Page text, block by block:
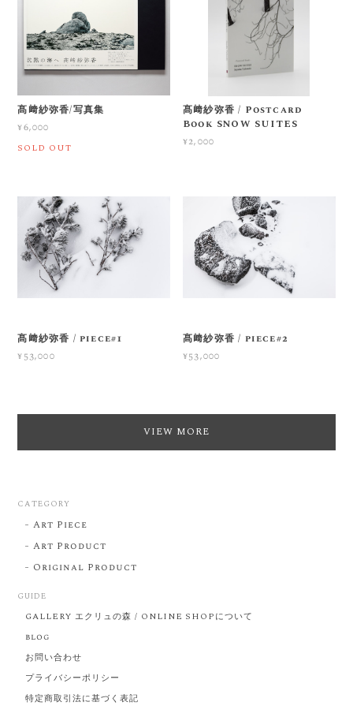
髙﨑紗弥香/写真集
¥6,000
SOLD OUT
髙﨑紗弥香 / Postcard
Book SNOW SUITES
¥2,000
髙﨑紗弥香 / piece#1
¥53,000
髙﨑紗弥香 / piece#2
¥53,000
VIEW MORE
CATEGORY
Art Piece
Art Product
Original Product
GUIDE
GALLERY エクリュの森 / ONLINE SHOPについて
blog
お問い合わせ
プライバシーポリシー
特定商取引法に基づく表記